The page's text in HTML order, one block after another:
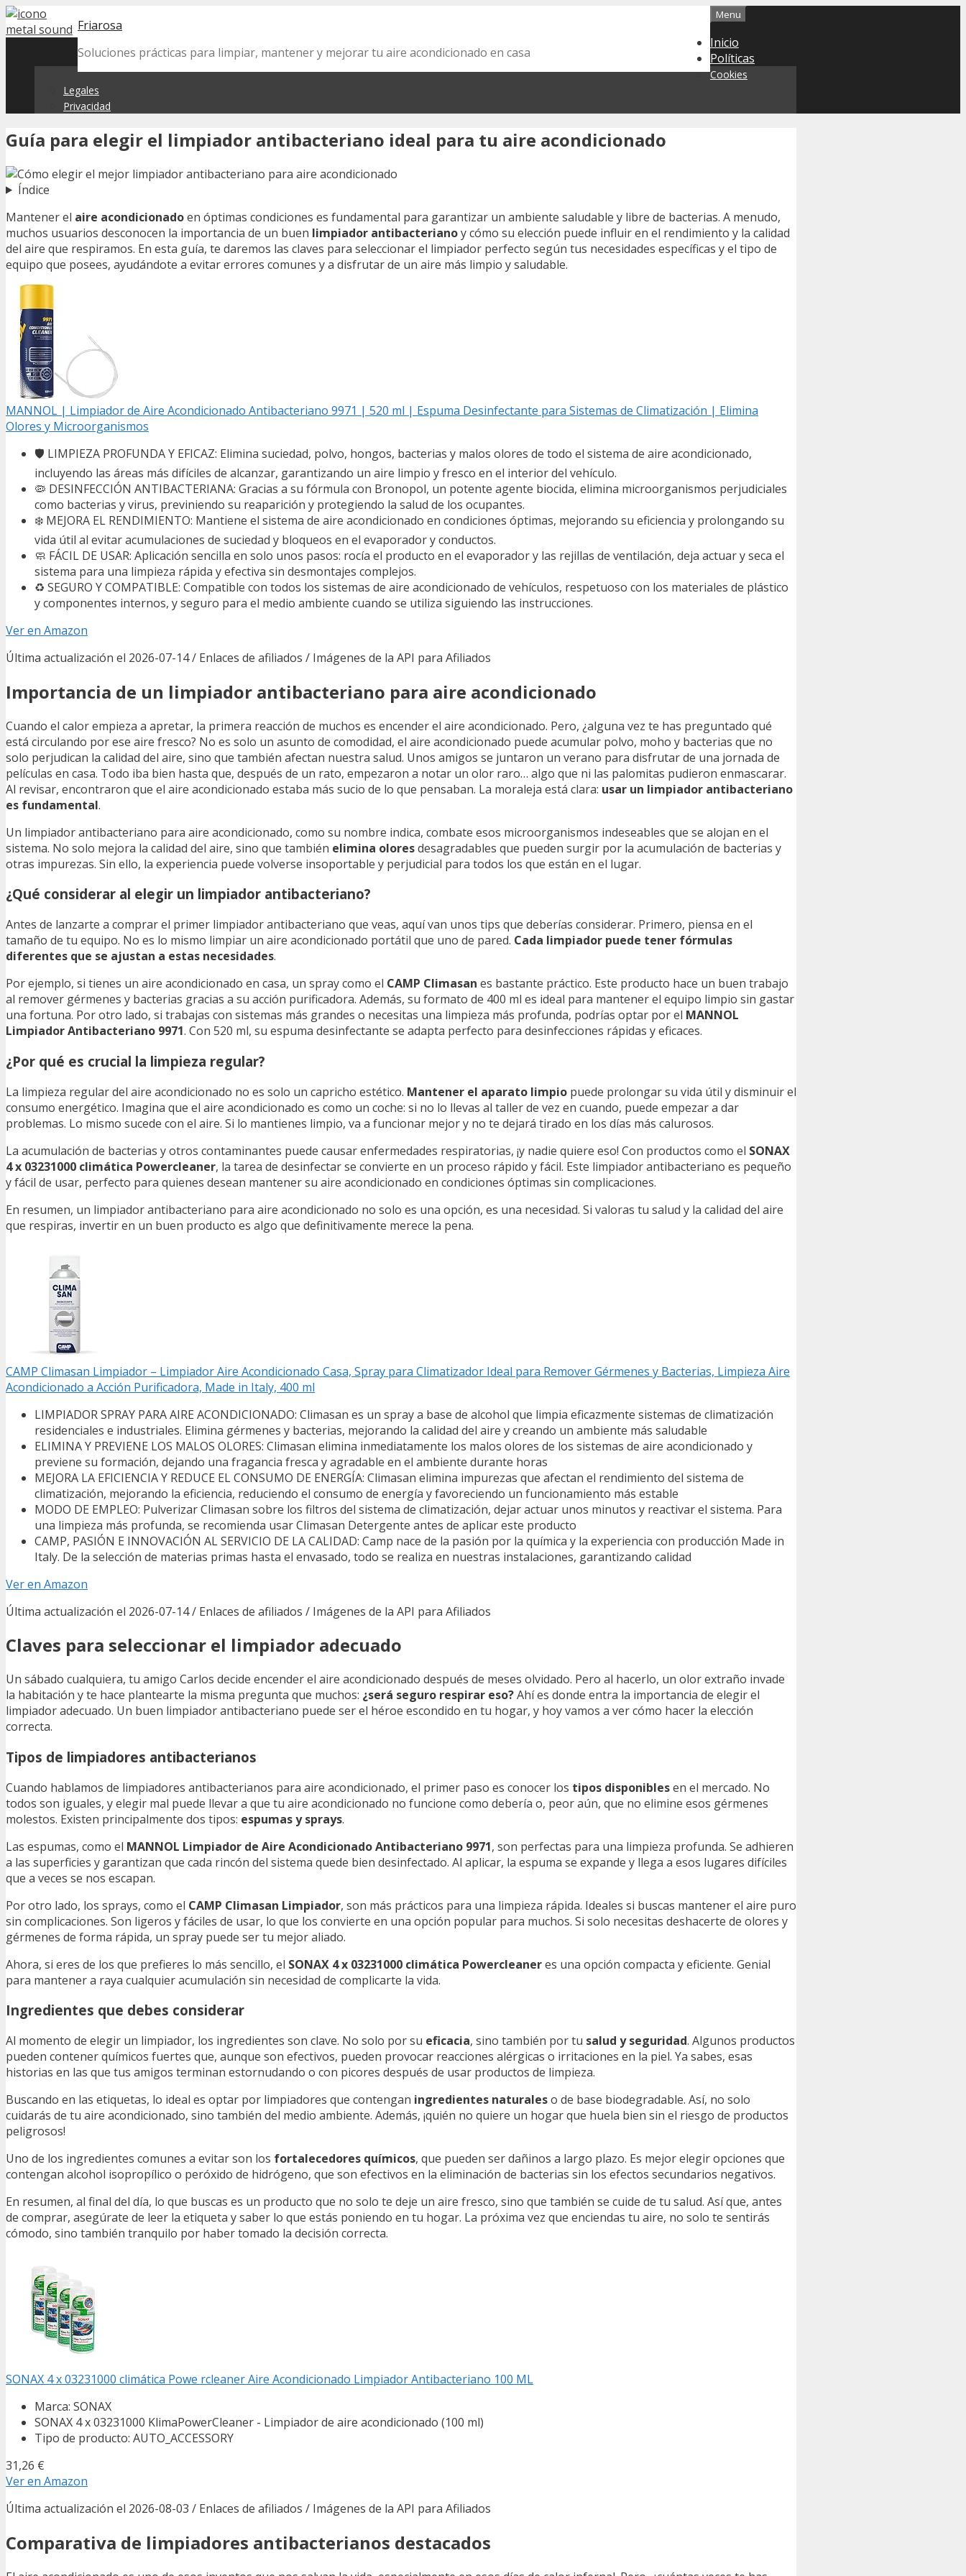
Skip
to
Friarosa
Soluciones prácticas para limpiar, mantener y mejorar tu aire acondicionado en casa
Menu
Inicio
Políticas
Cookies
Legales
Privacidad
Guía para elegir el limpiador antibacteriano ideal para tu aire acondicionado
Índice
Mantener el aire acondicionadoen óptimas condiciones es fundamental para garantizar un ambiente saludable y libre de bacterias. A menudo,
muchos usuarios desconocen la importancia de un buen limpiador antibacterianoy cómo su elección puede influir en el rendimiento y la calidad
del aire que respiramos. En esta guía, te daremos las claves para seleccionar el limpiador perfecto según tus necesidades específicas y el tipo de
equipo que posees, ayudándote a evitar errores comunes y a disfrutar de un aire más limpio y saludable.
MANNOL | Limpiador de Aire Acondicionado Antibacteriano 9971 | 520 ml | Espuma Desinfectante para Sistemas de Climatización | Elimina
Olores y Microorganismos
🛡️ LIMPIEZA PROFUNDA Y EFICAZ: Elimina suciedad, polvo, hongos, bacterias y malos olores de todo el sistema de aire acondicionado,
incluyendo las áreas más difíciles de alcanzar, garantizando un aire limpio y fresco en el interior del vehículo.
🦠 DESINFECCIÓN ANTIBACTERIANA: Gracias a su fórmula con Bronopol, un potente agente biocida, elimina microorganismos perjudiciales
como bacterias y virus, previniendo su reaparición y protegiendo la salud de los ocupantes.
❄️ MEJORA EL RENDIMIENTO: Mantiene el sistema de aire acondicionado en condiciones óptimas, mejorando su eficiencia y prolongando su
vida útil al evitar acumulaciones de suciedad y bloqueos en el evaporador y conductos.
🧼 FÁCIL DE USAR: Aplicación sencilla en solo unos pasos: rocía el producto en el evaporador y las rejillas de ventilación, deja actuar y seca el
sistema para una limpieza rápida y efectiva sin desmontajes complejos.
♻️ SEGURO Y COMPATIBLE: Compatible con todos los sistemas de aire acondicionado de vehículos, respetuoso con los materiales de plástico
y componentes internos, y seguro para el medio ambiente cuando se utiliza siguiendo las instrucciones.
Ver en Amazon
Última actualización el 2026-07-14 / Enlaces de afiliados / Imágenes de la API para Afiliados
Importancia de un limpiador antibacteriano para aire acondicionado
Cuando el calor empieza a apretar, la primera reacción de muchos es encender el aire acondicionado. Pero, ¿alguna vez te has preguntado qué
está circulando por ese aire fresco? No es solo un asunto de comodidad, el aire acondicionado puede acumular polvo, moho y bacterias que no
solo perjudican la calidad del aire, sino que también afectan nuestra salud. Unos amigos se juntaron un verano para disfrutar de una jornada de
películas en casa. Todo iba bien hasta que, después de un rato, empezaron a notar un olor raro… algo que ni las palomitas pudieron enmascarar.
Al revisar, encontraron que el aire acondicionado estaba más sucio de lo que pensaban. La moraleja está clara: usar un limpiador antibacteriano
es fundamental.
Un limpiador antibacteriano para aire acondicionado, como su nombre indica, combate esos microorganismos indeseables que se alojan en el
sistema. No solo mejora la calidad del aire, sino que también elimina oloresdesagradables que pueden surgir por la acumulación de bacterias y
otras impurezas. Sin ello, la experiencia puede volverse insoportable y perjudicial para todos los que están en el lugar.
¿Qué considerar al elegir un limpiador antibacteriano?
Antes de lanzarte a comprar el primer limpiador antibacteriano que veas, aquí van unos tips que deberías considerar. Primero, piensa en el
tamaño de tu equipo. No es lo mismo limpiar un aire acondicionado portátil que uno de pared. Cada limpiador puede tener fórmulas
diferentes que se ajustan a estas necesidades.
Por ejemplo, si tienes un aire acondicionado en casa, un spray como el CAMP Climasan es bastante práctico. Este producto hace un buen trabajo
al remover gérmenes y bacterias gracias a su acción purificadora. Además, su formato de 400 ml es ideal para mantener el equipo limpio sin gastar
una fortuna. Por otro lado, si trabajas con sistemas más grandes o necesitas una limpieza más profunda, podrías optar por el MANNOL
Limpiador Antibacteriano 9971. Con 520 ml, su espuma desinfectante se adapta perfecto para desinfecciones rápidas y eficaces.
¿Por qué es crucial la limpieza regular?
La limpieza regular del aire acondicionado no es solo un capricho estético. Mantener el aparato limpio puede prolongar su vida útil y disminuir el
consumo energético. Imagina que el aire acondicionado es como un coche: si no lo llevas al taller de vez en cuando, puede empezar a dar
problemas. Lo mismo sucede con el aire. Si lo mantienes limpio, va a funcionar mejor y no te dejará tirado en los días más calurosos.
La acumulación de bacterias y otros contaminantes puede causar enfermedades respiratorias, ¡y nadie quiere eso! Con productos como el SONAX
4 x 03231000 climática Powercleaner, la tarea de desinfectar se convierte en un proceso rápido y fácil. Este limpiador antibacteriano es pequeño
y fácil de usar, perfecto para quienes desean mantener su aire acondicionado en condiciones óptimas sin complicaciones.
En resumen, un limpiador antibacteriano para aire acondicionado no solo es una opción, es una necesidad. Si valoras tu salud y la calidad del aire
que respiras, invertir en un buen producto es algo que definitivamente merece la pena.
CAMP Climasan Limpiador – Limpiador Aire Acondicionado Casa, Spray para Climatizador Ideal para Remover Gérmenes y Bacterias, Limpieza Aire
Acondicionado a Acción Purificadora, Made in Italy, 400 ml
LIMPIADOR SPRAY PARA AIRE ACONDICIONADO: Climasan es un spray a base de alcohol que limpia eficazmente sistemas de climatización
residenciales e industriales. Elimina gérmenes y bacterias, mejorando la calidad del aire y creando un ambiente más saludable
ELIMINA Y PREVIENE LOS MALOS OLORES: Climasan elimina inmediatamente los malos olores de los sistemas de aire acondicionado y
previene su formación, dejando una fragancia fresca y agradable en el ambiente durante horas
MEJORA LA EFICIENCIA Y REDUCE EL CONSUMO DE ENERGÍA: Climasan elimina impurezas que afectan el rendimiento del sistema de
climatización, mejorando la eficiencia, reduciendo el consumo de energía y favoreciendo un funcionamiento más estable
MODO DE EMPLEO: Pulverizar Climasan sobre los filtros del sistema de climatización, dejar actuar unos minutos y reactivar el sistema. Para
una limpieza más profunda, se recomienda usar Climasan Detergente antes de aplicar este producto
CAMP, PASIÓN E INNOVACIÓN AL SERVICIO DE LA CALIDAD: Camp nace de la pasión por la química y la experiencia con producción Made in
Italy. De la selección de materias primas hasta el envasado, todo se realiza en nuestras instalaciones, garantizando calidad
Ver en Amazon
Última actualización el 2026-07-14 / Enlaces de afiliados / Imágenes de la API para Afiliados
Claves para seleccionar el limpiador adecuado
Un sábado cualquiera, tu amigo Carlos decide encender el aire acondicionado después de meses olvidado. Pero al hacerlo, un olor extraño invade
la habitación y te hace plantearte la misma pregunta que muchos: ¿será seguro respirar eso?Ahí es donde entra la importancia de elegir el
limpiador adecuado. Un buen limpiador antibacteriano puede ser el héroe escondido en tu hogar, y hoy vamos a ver cómo hacer la elección
correcta.
Tipos de limpiadores antibacterianos
Cuando hablamos de limpiadores antibacterianos para aire acondicionado, el primer paso es conocer los tipos disponiblesen el mercado. No
todos son iguales, y elegir mal puede llevar a que tu aire acondicionado no funcione como debería o, peor aún, que no elimine esos gérmenes
molestos. Existen principalmente dos tipos: espumas y sprays.
Las espumas, como el MANNOL Limpiador de Aire Acondicionado Antibacteriano 9971, son perfectas para una limpieza profunda. Se adhieren
a las superficies y garantizan que cada rincón del sistema quede bien desinfectado. Al aplicar, la espuma se expande y llega a esos lugares difíciles
que a veces se nos escapan.
Por otro lado, los sprays, como el CAMP Climasan Limpiador, son más prácticos para una limpieza rápida. Ideales si buscas mantener el aire puro
sin complicaciones. Son ligeros y fáciles de usar, lo que los convierte en una opción popular para muchos. Si solo necesitas deshacerte de olores y
gérmenes de forma rápida, un spray puede ser tu mejor aliado.
Ahora, si eres de los que prefieres lo más sencillo, el SONAX 4 x 03231000 climática Powercleaneres una opción compacta y eficiente. Genial
para mantener a raya cualquier acumulación sin necesidad de complicarte la vida.
Ingredientes que debes considerar
Al momento de elegir un limpiador, los ingredientes son clave. No solo por su eficacia, sino también por tu salud y seguridad. Algunos productos
pueden contener químicos fuertes que, aunque son efectivos, pueden provocar reacciones alérgicas o irritaciones en la piel. Ya sabes, esas
historias en las que tus amigos terminan estornudando o con picores después de usar productos de limpieza.
Buscando en las etiquetas, lo ideal es optar por limpiadores que contengan ingredientes naturaleso de base biodegradable. Así, no solo
cuidarás de tu aire acondicionado, sino también del medio ambiente. Además, ¡quién no quiere un hogar que huela bien sin el riesgo de productos
peligrosos!
Uno de los ingredientes comunes a evitar son los fortalecedores químicos, que pueden ser dañinos a largo plazo. Es mejor elegir opciones que
contengan alcohol isopropílico o peróxido de hidrógeno, que son efectivos en la eliminación de bacterias sin los efectos secundarios negativos.
En resumen, al final del día, lo que buscas es un producto que no solo te deje un aire fresco, sino que también se cuide de tu salud. Así que, antes
de comprar, asegúrate de leer la etiqueta y saber lo que estás poniendo en tu hogar. La próxima vez que enciendas tu aire, no solo te sentirás
cómodo, sino también tranquilo por haber tomado la decisión correcta.
SONAX 4 x 03231000 climática Powe rcleaner Aire Acondicionado Limpiador Antibacteriano 100 ML
Marca: SONAX
SONAX 4 x 03231000 KlimaPowerCleaner - Limpiador de aire acondicionado (100 ml)
Tipo de producto: AUTO_ACCESSORY
31,26 €
Ver en Amazon
Última actualización el 2026-08-03 / Enlaces de afiliados / Imágenes de la API para Afiliados
Comparativa de limpiadores antibacterianos destacados